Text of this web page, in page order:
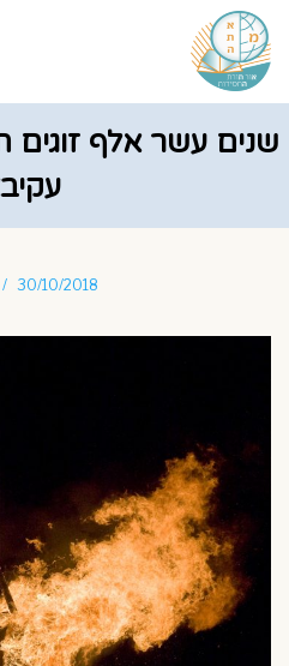
שנים עשר אלף זוגים
30/10/2018